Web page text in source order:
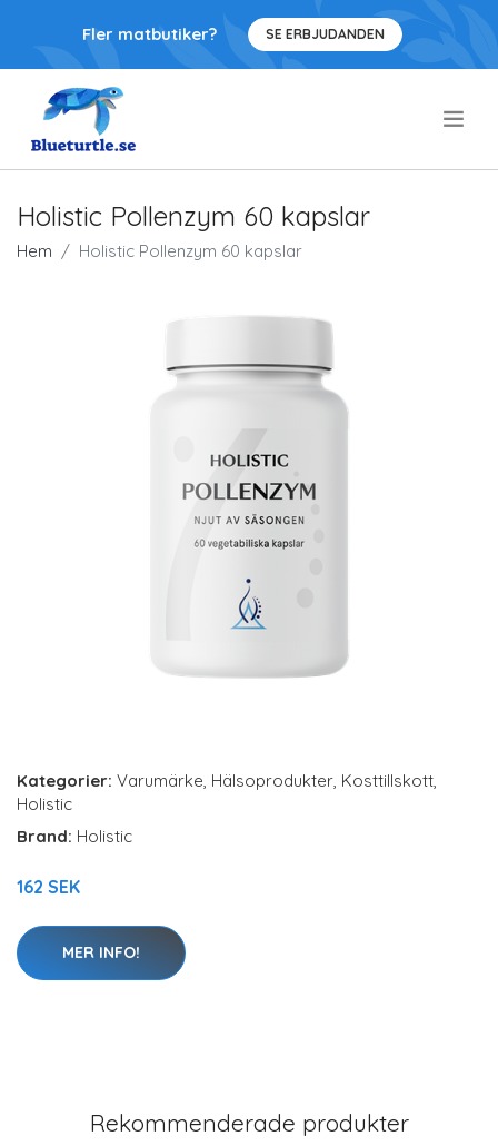
Fler matbutiker? SE ERBJUDANDEN
Holistic Pollenzym 60 kapslar
Hem Holistic Pollenzym 60 kapslar
Kategorier: Varumärke, Hälsoprodukter, Kosttillskott,
Holistic
Brand: Holistic
162 SEK
MER INFO!
Rekommenderade produkter